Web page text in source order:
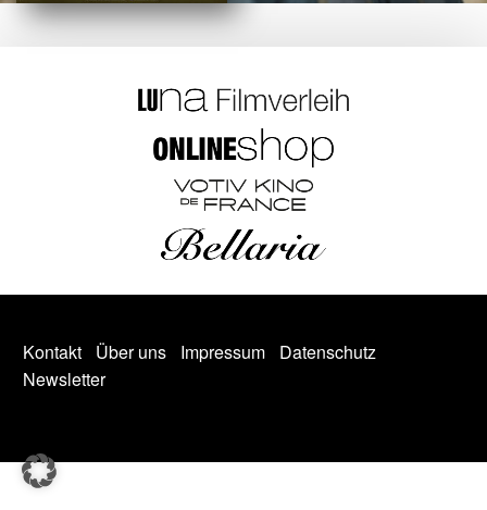
Kontakt Über uns Impressum
Datenschutz
Newsletter